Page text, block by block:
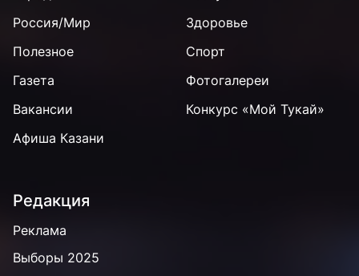
Россия/Мир
Здоровье
Полезное
Спорт
Газета
Фотогалереи
Вакансии
Конкурс «Мой Тукай»
Афиша Казани
Редакция
Реклама
Выборы 2025